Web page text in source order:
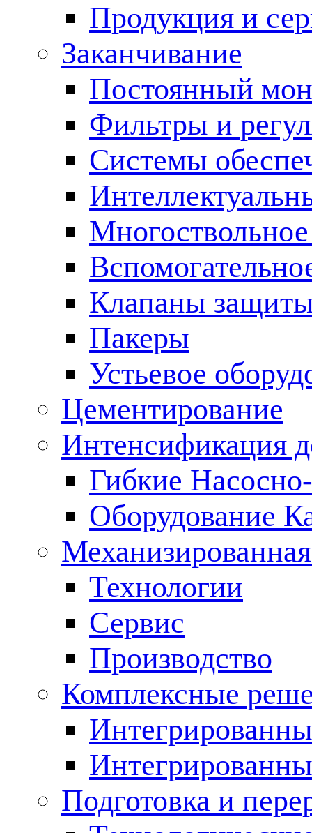
Продукция и
Заканчивание
Постоянный
Фильтры и
Cистемы
Клапаны
Пакеры
Устьевое
Цементирование
Интенсификация
Гибкие
Оборудование
Технологии
Сервис
Производство
Комплексные
Подготовка и